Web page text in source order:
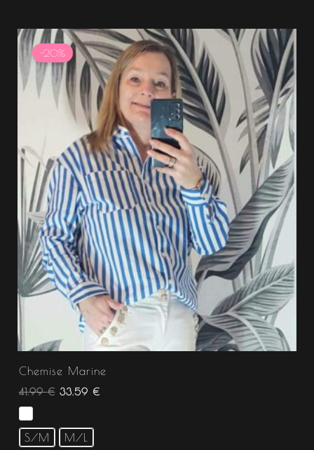
-20%
Chemise Marine
41.99€
Le
prix
initial
était :
41.99 €.
33.59 €
Le
prix
actuel
est :
33.59 €.
S/M M/L